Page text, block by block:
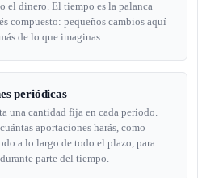
el dinero. El tiempo es la palanca
compuesto: pequeños cambios aquí
de lo que imaginas.
periódicas
una cantidad fija en cada periodo.
aportaciones harás, como
a lo largo de todo el plazo, para
parte del tiempo.